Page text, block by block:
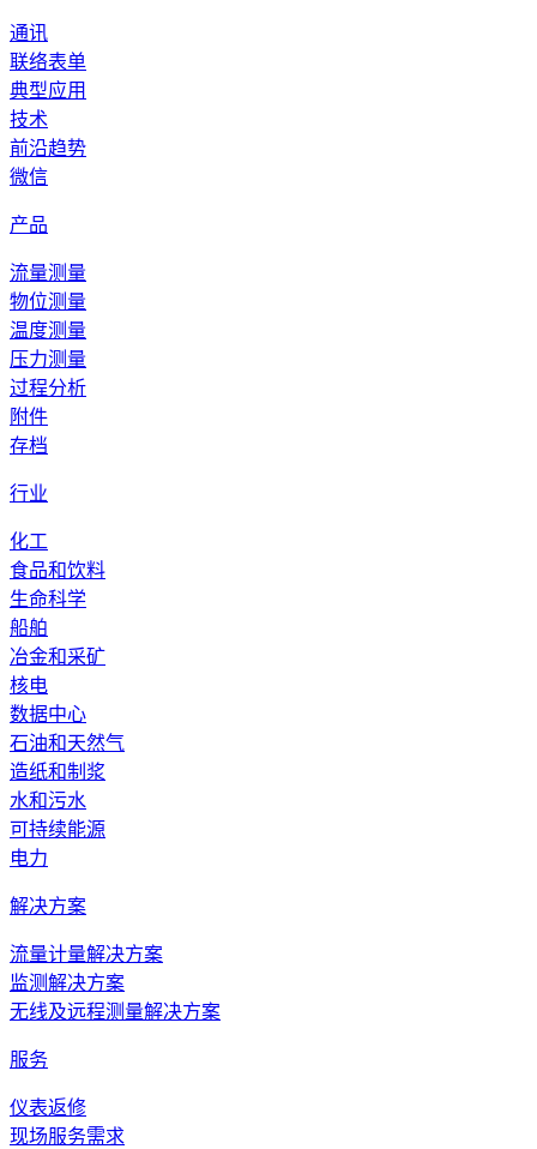
通讯
联络表单
典型应用
技术
前沿趋势
微信
产品
流量测量
物位测量
温度测量
压力测量
过程分析
附件
存档
行业
化工
食品和饮料
生命科学
船舶
冶金和采矿
核电
数据中心
石油和天然气
造纸和制浆
水和污水
可持续能源
电力
解决方案
流量计量解决方案
监测解决方案
无线及远程测量解决方案
服务
仪表返修
现场服务需求